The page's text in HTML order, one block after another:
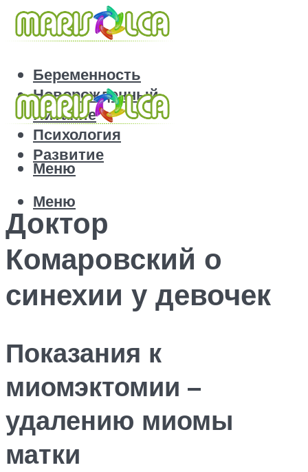
Беременность
Новорожденный
Питание
Психология
Развитие
Меню
Меню
Доктор
Комаровский о
синехии у девочек
Показания к
миомэктомии –
удалению миомы
матки